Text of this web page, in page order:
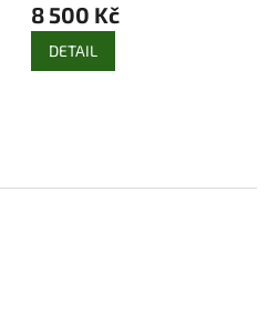
8 500 Kč
DETAIL